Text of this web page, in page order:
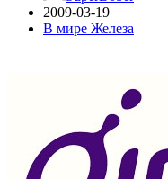
2009-03-19
В мире Железа